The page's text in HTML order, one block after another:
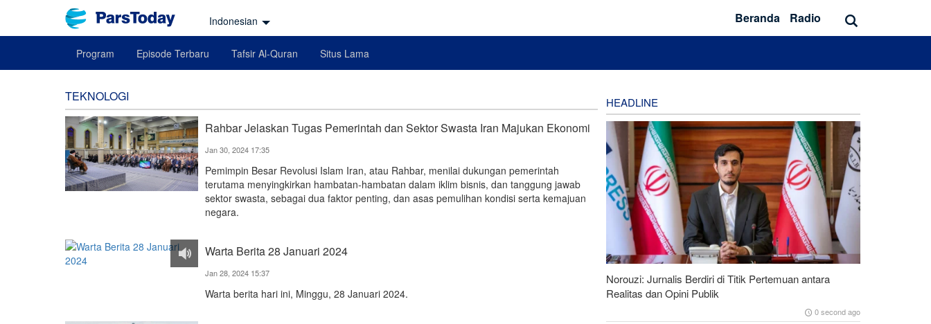
Indonesian Beranda Radio
Program Episode Terbaru Tafsir Al-Quran Situs Lama
TEKNOLOGI
Rahbar Jelaskan Tugas Pemerintah dan Sektor Swasta Iran Majukan Ekonomi
Jan 30, 2024 17:35
Pemimpin Besar Revolusi Islam Iran, atau Rahbar, menilai dukungan pemerintah
terutama menyingkirkan hambatan-hambatan dalam iklim bisnis, dan tanggung jawab
sektor swasta, sebagai dua faktor penting, dan asas pemulihan kondisi serta kemajuan
negara.
Warta Berita 28 Januari 2024
Jan 28, 2024 15:37
Warta berita hari ini, Minggu, 28 Januari 2024.
HEADLINE
Norouzi: Jurnalis Berdiri di Titik Pertemuan antara
Realitas dan Opini Publik
0 second ago